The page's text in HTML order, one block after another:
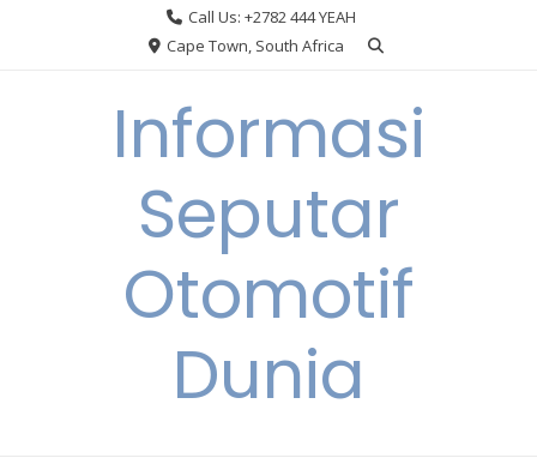
Call Us: +2782 444 YEAH
Cape Town, South Africa
Informasi
Seputar
Otomotif
Dunia